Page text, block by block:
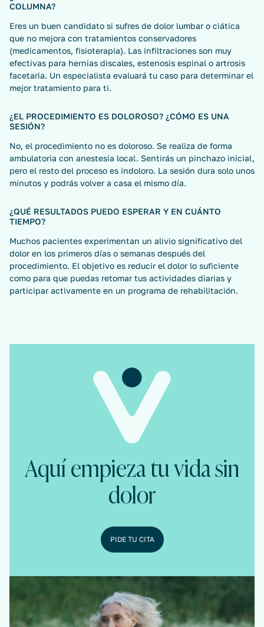
COLUMNA?
Eres un buen candidato si sufres de dolor lumbar o ciática
que no mejora con tratamientos conservadores
(medicamentos, fisioterapia). Las infiltraciones son muy
efectivas para hernias discales, estenosis espinal o artrosis
facetaria. Un especialista evaluará tu caso para determinar el
mejor tratamiento para ti.
¿EL PROCEDIMIENTO ES DOLOROSO? ¿CÓMO ES UNA
SESIÓN?
No, el procedimiento no es doloroso. Se realiza de forma
ambulatoria con anestesia local. Sentirás un pinchazo inicial,
pero el resto del proceso es indoloro. La sesión dura solo unos
minutos y podrás volver a casa el mismo día.
¿QUÉ RESULTADOS PUEDO ESPERAR Y EN CUÁNTO
TIEMPO?
Muchos pacientes experimentan un alivio significativo del
dolor en los primeros días o semanas después del
procedimiento. El objetivo es reducir el dolor lo suficiente
como para que puedas retomar tus actividades diarias y
participar activamente en un programa de rehabilitación.
Aquí empieza tu vida sin
dolor
PIDE TU CITA